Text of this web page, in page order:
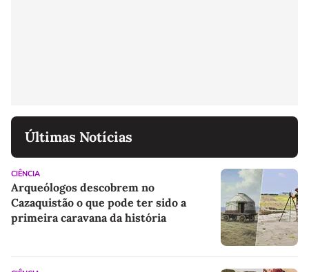
Últimas Notícias
CIÊNCIA
Arqueólogos descobrem no
Cazaquistão o que pode ter sido a
primeira caravana da história